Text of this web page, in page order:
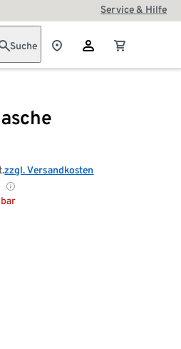
Service & Hilfe
Suche
zzgl. Versandkosten